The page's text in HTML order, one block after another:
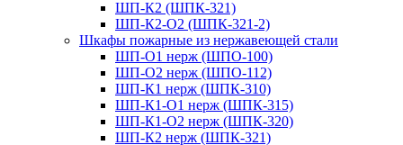
ШП-К2 (ШПК-321)
ШП-К2-О2 (ШПК-321-2)
Шкафы пожарные из нержавеющей стали
ШП-О1 нерж (ШПО-100)
ШП-О2 нерж (ШПО-112)
ШП-К1 нерж (ШПК-310)
ШП-К1-О1 нерж (ШПК-315)
ШП-К1-О2 нерж (ШПК-320)
ШП-К2 нерж (ШПК-321)